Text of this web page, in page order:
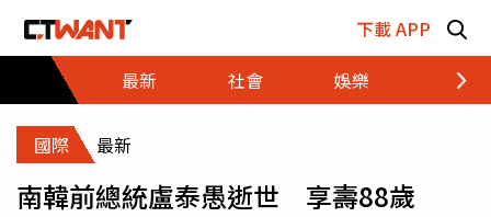
下載 APP
最新
社會 娛樂 財經
國際 最新
南韓前總統盧泰愚逝世 享壽88歲